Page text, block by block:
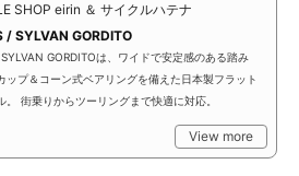
SHOP eirin ＆ サイクルハテナ
/ SYLVAN GORDITO
GORDITOは、ワイドで安定感のある踏み
ップ＆コーン式ベアリングを備えた日本製フラット
。 街乗りからツーリングまで快適に対応。
View more